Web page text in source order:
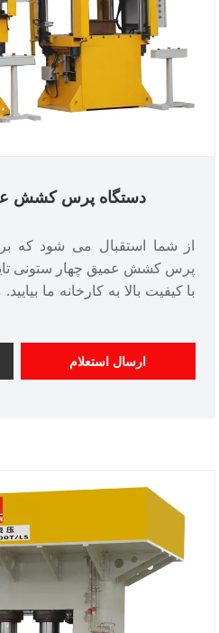
دستگاه پرس کشش
از شما استقبال می شود که
پرس کشش عمیق چهار ستونی
با کیفیت بالا به کارخانه ما
ارسال استعلام